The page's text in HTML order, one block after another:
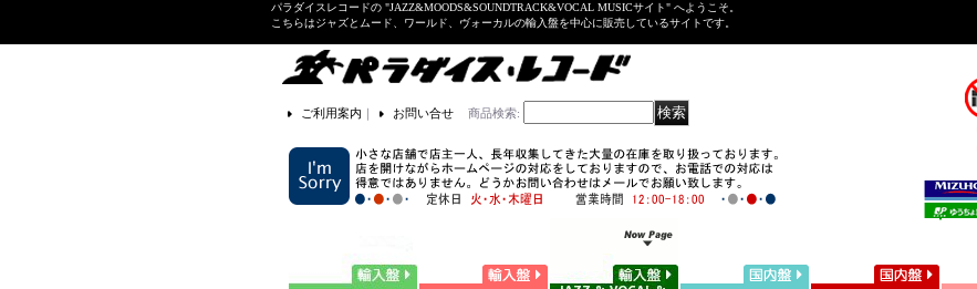
パラダイスレコードの "JAZZ&MOODS&SOUNDTRACK&VOCAL MUSICサイト" へようこそ。
こちらはジャズとムード、ワールド、ヴォーカルの輸入盤を中心に販売しているサイトです。
ご利用案内 ｜ お問い合せ 商品検索: